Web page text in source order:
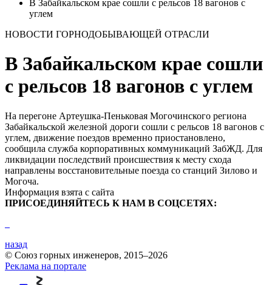
В Забайкальском крае сошли с рельсов 18 вагонов с
углем
НОВОСТИ ГОРНОДОБЫВАЮЩЕЙ ОТРАСЛИ
В Забайкальском крае сошли
с рельсов 18 вагонов с углем
На перегоне Артеушка-Пеньковая Могочинского региона
Забайкальской железной дороги сошли с рельсов 18 вагонов с
углем, движение поездов временно приостановлено,
сообщила служба корпоративных коммуникаций ЗабЖД. Для
ликвидации последствий происшествия к месту схода
направлены восстановительные поезда со станций Зилово и
Могоча.
Информация взята с сайта
ПРИСОЕДИНЯЙТЕСЬ К НАМ В СОЦСЕТЯХ:
назад
© Союз горных инженеров, 2015–2026
Реклама на портале